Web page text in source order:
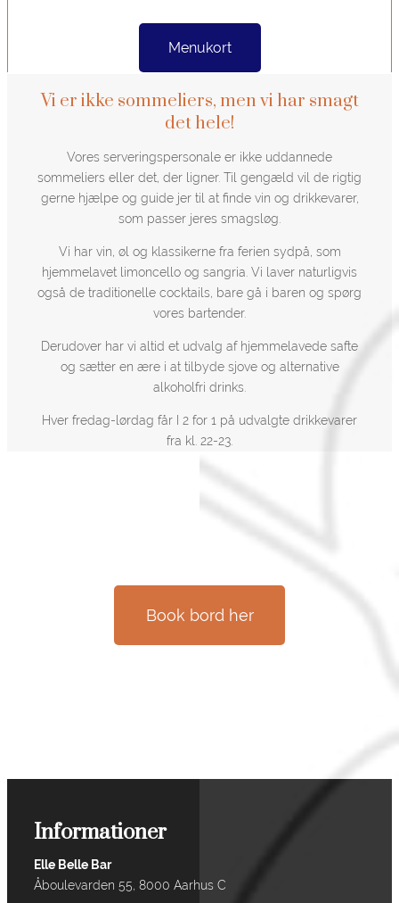
Menukort
Vi er ikke sommeliers, men vi har smagt
det hele!
Vores serveringspersonale er ikke uddannede
sommeliers eller det, der ligner. Til gengæld vil de rigtig
gerne hjælpe og guide jer til at finde vin og drikkevarer,
som passer jeres smagsløg.
Vi har vin, øl og klassikerne fra ferien sydpå, som
hjemmelavet limoncello og sangria. Vi laver naturligvis
også de traditionelle cocktails, bare gå i baren og spørg
vores bartender.
Derudover har vi altid et udvalg af hjemmelavede safte
og sætter en ære i at tilbyde sjove og alternative
alkoholfri drinks.
Hver fredag-lørdag får I 2 for 1 på udvalgte drikkevarer
fra kl. 22-23.
Book bord her
Informationer
Elle Belle Bar
Åboulevarden 55, 8000 Aarhus C